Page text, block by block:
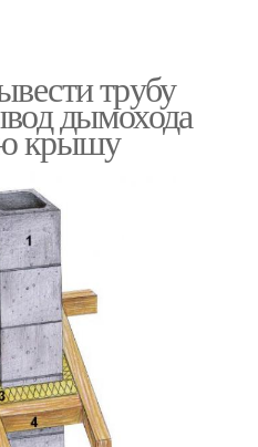
трубу
дымохода
крышу